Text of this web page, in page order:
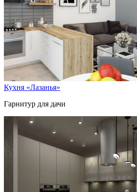
Кухня «Лазанья»
Гарнитур для дачи